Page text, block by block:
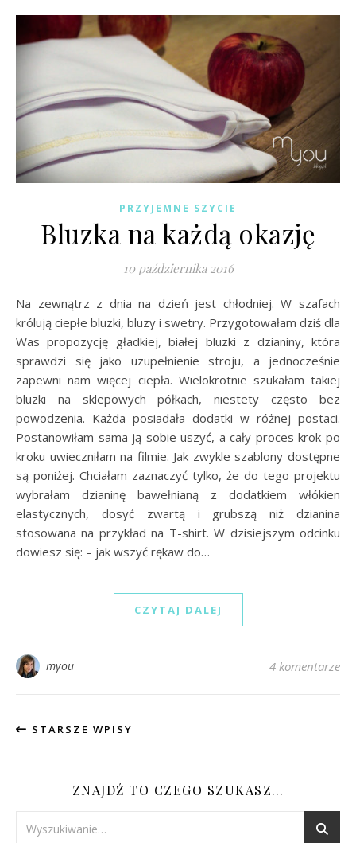
PRZYJEMNE SZYCIE
Bluzka na każdą okazję
10 października 2016
Na zewnątrz z dnia na dzień jest chłodniej. W szafach
królują ciepłe bluzki, bluzy i swetry. Przygotowałam dziś dla
Was propozycję gładkiej, białej bluzki z dzianiny, która
sprawdzi się jako uzupełnienie stroju, a jednocześnie
zapewni nam więcej ciepła. Wielokrotnie szukałam takiej
bluzki na sklepowych półkach, niestety często bez
powodzenia. Każda posiadała dodatki w różnej postaci.
Postanowiłam sama ją sobie uszyć, a cały proces krok po
kroku uwieczniłam na filmie. Jak zwykle szablony dostępne
są poniżej. Chciałam zaznaczyć tylko, że do tego projektu
wybrałam dzianinę bawełnianą z dodatkiem włókien
elastycznych, dosyć zwartą i grubszą niż dzianina
stosowana na przykład na T-shirt. W dzisiejszym odcinku
dowiesz się: – jak wszyć rękaw do…
CZYTAJ DALEJ
myou 4 komentarze
STARSZE WPISY
ZNAJDŹ TO CZEGO SZUKASZ…